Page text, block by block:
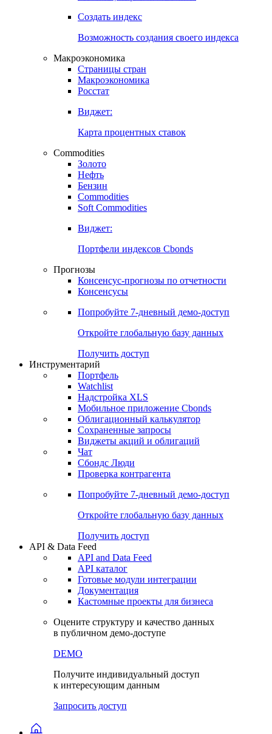
Курсы валют Центральных Банков
Ставки центральных банков
Создать индекс
Возможность создания своего индекса
Страницы стран
Росстат
Виджет:
Карта процентных ставок
Commodities
Золото
Бензин
Soft Commodities
Виджет:
Портфели индексов Cbonds
Прогнозы
Консенсусы
Попробуйте7-дневный
Откройте глобальную базу данных
Получить доступ
Инструментарий
Портфель
Watchlist
Надстройка XLS
Мобильное приложение Cbonds
Облигационный калькулятор
Сохраненные запросы
Чат
Проверка контрагента
Попробуйте7-дневный
Откройте глобальную базу данных
Получить доступ
API & Data Feed
API and Data Feed
Готовые модули интеграции
Документация
в публичном демо-доступе